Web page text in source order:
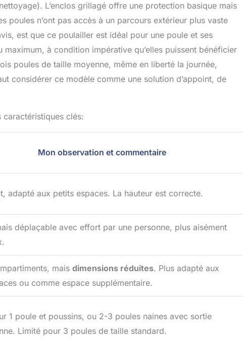
L’enclos grillagé offre une protection basique mais
poules n’ont pas accès à un parcours extérieur plus vaste
est que ce poulailler est idéal pour une poule et ses
à condition impérative qu’elles puissent bénéficier
poules de taille moyenne, même en liberté la journée,
considérer ce modèle comme une solution d’appoint, de
clés:
Mon observation et commentaire
adapté aux petits espaces. La hauteur est correcte.
déplaçable avec effort par une personne, plus aisément
mais dimensions réduites. Plus adapté aux
ou comme espace supplémentaire.
1 poule et poussins, ou 2-3 poules naines avec sortie
Limité pour 3 poules de taille standard.